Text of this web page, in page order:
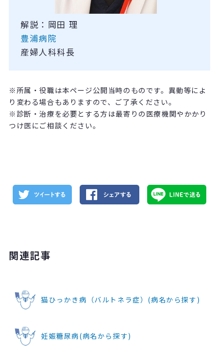
解説：岡田 理
豊浦病院
産婦人科科長
※所属・役職は本ページ公開当時のものです。異動等によ
り変わる場合もありますので、ご了承ください。
※診断・治療を必要とする方は最寄りの医療機関やかかり
つけ医にご相談ください。
関連記事
猫ひっかき病（バルトネラ症）(病名から探す)
妊娠糖尿病(病名から探す)